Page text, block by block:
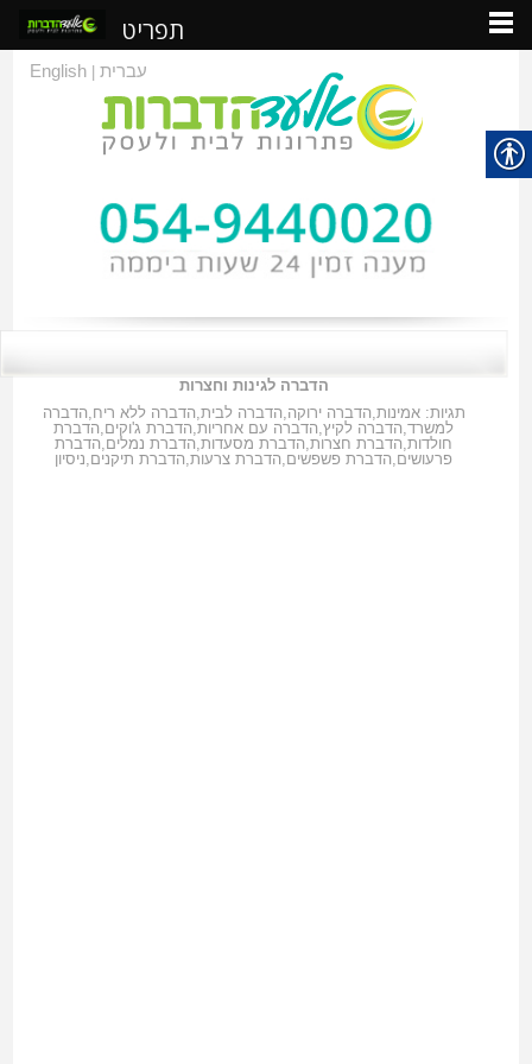
עברית|
English
הדברה לגינות וחצרות
תגיות:אמינות,הדברה ירוקה,הדברה לבית,הדברה ללא ריח,הדברה
למשרד,הדברה לקיץ,הדברה עם אחריות,הדברת ג'וקים,הדברת
חולדות,הדברת חצרות,הדברת מסעדות,הדברת נמלים,הדברת
פרעושים,הדברת פשפשים,הדברת צרעות,הדברת תיקנים,ניסיון
תפריט